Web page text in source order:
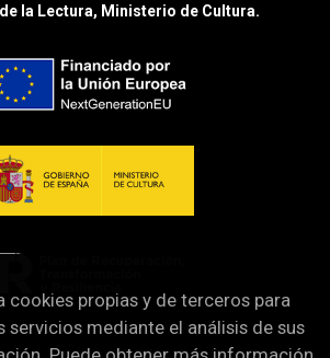
la Lectura, Ministerio de Cultura.
cookies propias y de terceros para
servicios mediante el análisis de sus